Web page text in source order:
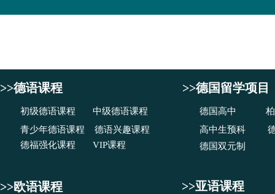
>>德语课程
初级德语课程
中级德语课程
青少年德语课程
德语兴趣课程
德福强化课程
VIP课程
德国高中
高中生预科
德国双元制
>>亚语课程
>>欧语课程
>>德国留学项目